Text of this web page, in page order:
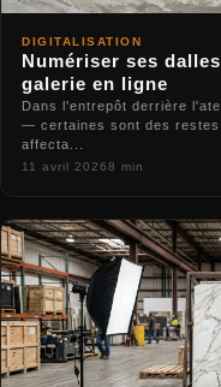
DIGITALISATION
Numériser ses
galerie en ligne
Dans l'entrepôt derrière
— certaines sont des
affecta...
11 avril 20268 min